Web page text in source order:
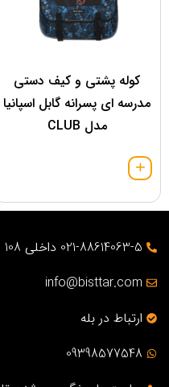
کوله پشتی و کیف دستی
مدرسه ای پسرانه گابل اسپانیا
مدل CLUB
021-88614063-5 داخلی 108
info@bisttar.com
ارتباط در بله
09398577548